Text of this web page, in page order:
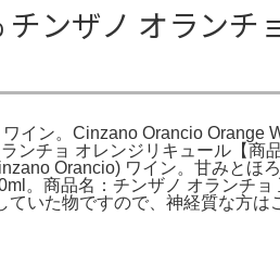
ンザノ オラン
イン。Cinzano Orancio Orange
ンチョ オレンジリキュール【
Orancio) ワイン。甘みと
。商品名：チンザノ オランチ
いた物ですので、神経質な方